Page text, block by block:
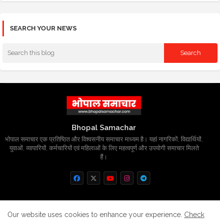
SEARCH YOUR NEWS
Bhopal Samachar
भोपाल समाचार एक प्रतिष्ठित और विश्वसनीय समाचार माध्यम है। यहां नागरिकों, विद्यार्थियों,
युवाओं, व्यापारियों, कर्मचारियों एवं महिलाओं के लिए महत्वपूर्ण और उपयोगी समाचार मिलते
हैं।
Home About Contact us Privacy Policy
Our website uses cookies to enhance your experience. Check